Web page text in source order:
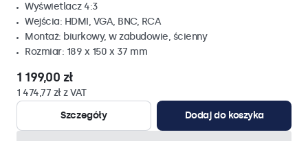
Wyświetlacz 4:3
Wejścia: HDMI, VGA, BNC, RCA
Montaż: biurkowy, w zabudowie, ścienny
Rozmiar: 189 x 150 x 37 mm
1 199,00 zł
1 474,77 zł z VAT
Szczegóły
Dodaj do koszyka